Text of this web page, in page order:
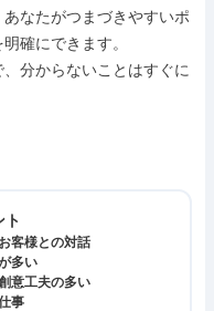
なたがつまづきやすいポ
確にできます。
分からないことはすぐに
ト
お客様との対話
多い
意工夫の多い
事